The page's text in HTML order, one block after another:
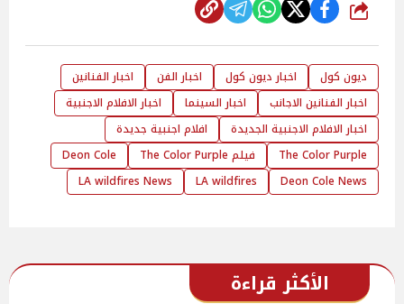
شارك
ديون كول اخبار ديون كول اخبار الفن
اخبار الفنانين
اخبار الفنانين الاجانب
اخبار السينما
اخبار الافلام الاجنبية
اخبار الافلام الاجنبية الجديدة
افلام اجنبية جديدة
The Color Purple
فيلم The Color Purple
Deon Cole
Deon Cole News
LA wildfires
LA wildfires News
الأكثر قراءة